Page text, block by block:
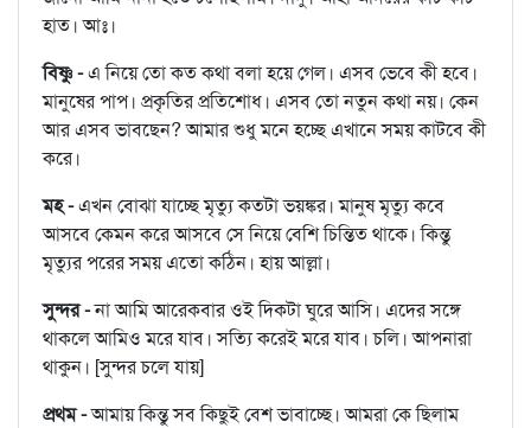
হাত। আঃ।
বিষ্ণু -এ নিয়ে তো কত কথা বলা হয়ে গেল। এসব ভেবে কী হবে।
মানুষের পাপ। প্রকৃতির প্রতিশোধ। এসব তো নতুন কথা নয়। কেন
আর এসব ভাবছেন? আমার শুধু মনে হচ্ছে এখানে সময় কাটবে কী
করে।
মহ -এখন বোঝা যাচ্ছে মৃত্যু কতটা ভয়ঙ্কর। মানুষ মৃত্যু কবে
আসবে কেমন করে আসবে সে নিয়ে বেশি চিন্তিত থাকে। কিন্তু
মৃত্যুর পরের সময় এতো কঠিন। হায় আল্লা।
সুন্দর -না আমি আরেকবার ওই দিকটা ঘুরে আসি। এদের সঙ্গে
থাকলে আমিও মরে যাব। সত্যি করেই মরে যাব। চলি। আপনারা
থাকুন। [সুন্দর চলে যায়]
প্রথম -আমায় কিন্তু সব কিছুই বেশ ভাবাচ্ছে। আমরা কে ছিলাম